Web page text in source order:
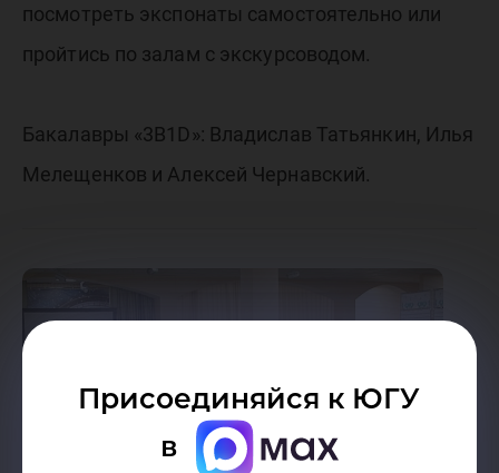
Присоединяйся к ЮГУ
в
посмотреть экспонаты самостоятельно или
пройтись по залам с экскурсоводом.
Бакалавры «3В1D»: Владислав Татьянкин, Илья
Мелещенков и Алексей Чернавский.